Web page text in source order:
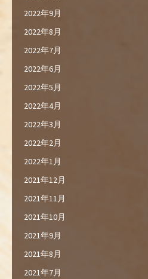
2022年9月
2022年8月
2022年7月
2022年6月
2022年5月
2022年4月
2022年3月
2022年2月
2022年1月
2021年12月
2021年11月
2021年10月
2021年9月
2021年8月
2021年7月